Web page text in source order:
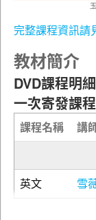
完整課程資訊請
教材簡介
DVD課程明細
一次寄發課程
課程名稱 講
英文
雪